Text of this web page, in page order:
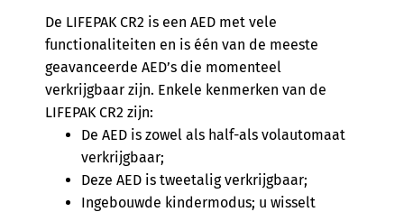
De LIFEPAK CR2 is een AED met vele
functionaliteiten en is één van de meeste
geavanceerde AED’s die momenteel
verkrijgbaar zijn. Enkele kenmerken van de
LIFEPAK CR2 zijn:
De AED is zowel als half-als volautomaat
verkrijgbaar;
Deze AED is tweetalig verkrijgbaar;
Ingebouwde kindermodus; u wisselt